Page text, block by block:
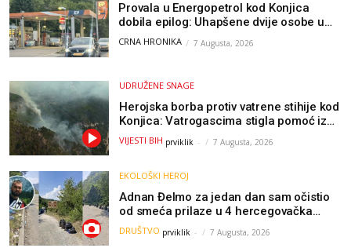
Provala u Energopetrol kod Konjica
dobila epilog: Uhapšene dvije osobe u
Čapljini i Jablanici
CRNA HRONIKA 7 Augusta, 2026
UDRUŽENE SNAGE
Herojska borba protiv vatrene stihije kod
Konjica: Vatrogascima stigla pomoć iz
Sarajeva, helikopteri i Air Tractori
udružili snage
VIJESTI BIH prviklik - 7 Augusta, 2026
EKOLOŠKI HEROJ
Adnan Đelmo za jedan dan sam očistio
od smeća prilaze u 4 hercegovačka
grada: “Danas nisam čistio samo smeće,
čistio sam sliku o nama”
DRUŠTVO prviklik - 7 Augusta, 2026